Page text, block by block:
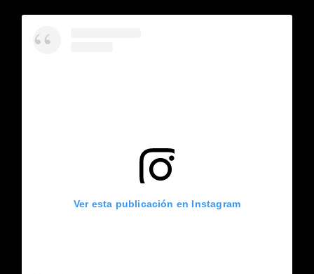
Ver esta publicación en Instagram